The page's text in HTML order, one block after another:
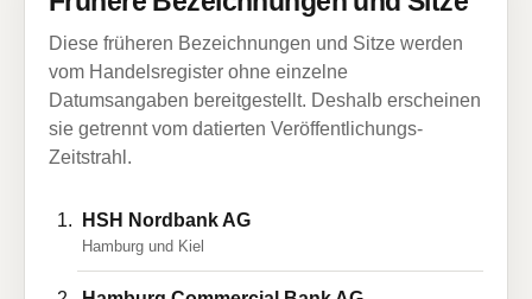
Diese früheren Bezeichnungen und Sitze werden
vom Handelsregister ohne einzelne
Datumsangaben bereitgestellt. Deshalb erscheinen
sie getrennt vom datierten Veröffentlichungs-
Zeitstrahl.
HSH Nordbank AG
Hamburg und Kiel